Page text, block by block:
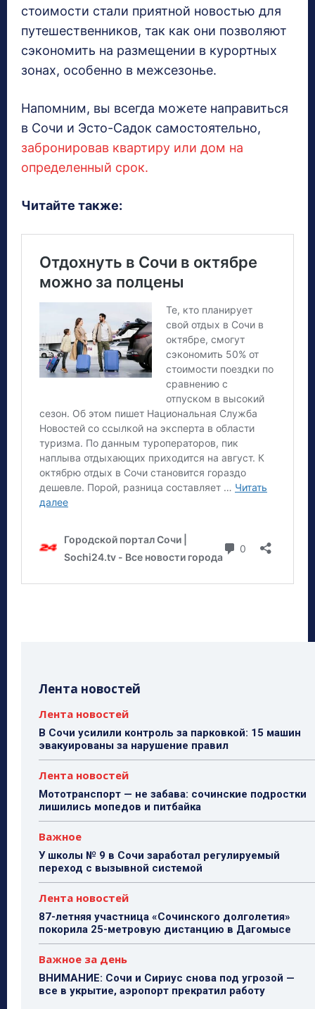
стоимости стали приятной новостью для
путешественников, так как они позволяют
сэкономить на размещении в курортных
зонах, особенно в межсезонье.
Напомним, вы всегда можете направиться
в Сочи и Эсто-Садок самостоятельно,
забронировав квартиру или дом на
определенный срок.
Читайте также:
Лента новостей
Лента новостей
В Сочи усилили контроль за парковкой: 15 машин
эвакуированы за нарушение правил
Лента новостей
Мототранспорт — не забава: сочинские подростки
лишились мопедов и питбайка
Важное
У школы № 9 в Сочи заработал регулируемый
переход с вызывной системой
Лента новостей
87-летняя участница «Сочинского долголетия»
покорила 25-метровую дистанцию в Дагомысе
Важное за день
ВНИМАНИЕ: Сочи и Сириус снова под угрозой —
все в укрытие, аэропорт прекратил работу